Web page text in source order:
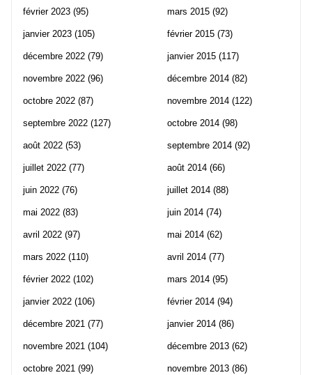
février 2023 (95)
janvier 2023 (105)
décembre 2022 (79)
novembre 2022 (96)
octobre 2022 (87)
septembre 2022 (127)
août 2022 (53)
juillet 2022 (77)
juin 2022 (76)
mai 2022 (83)
avril 2022 (97)
mars 2022 (110)
février 2022 (102)
janvier 2022 (106)
décembre 2021 (77)
novembre 2021 (104)
octobre 2021 (99)
mars 2015 (92)
février 2015 (73)
janvier 2015 (117)
décembre 2014 (82)
novembre 2014 (122)
octobre 2014 (98)
septembre 2014 (92)
août 2014 (66)
juillet 2014 (88)
juin 2014 (74)
mai 2014 (62)
avril 2014 (77)
mars 2014 (95)
février 2014 (94)
janvier 2014 (86)
décembre 2013 (62)
novembre 2013 (86)